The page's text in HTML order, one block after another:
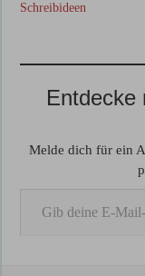
Schreibideen
Entdecke
Melde dich für ein